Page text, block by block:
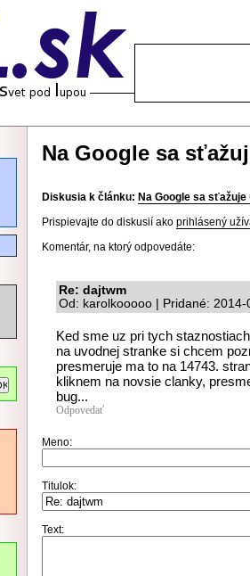
Na Google sa
Diskusia k článku: Na Google sa sťažuje
Prispievajte do diskusií ako prihlásený
Komentár, na ktorý odpovedáte:
Re: dajtwm
Od: karolkooooo | Pridané:
Ked sme uz pri tych
na uvodnej stranke si chcem
presmeruje ma to na 14743.
kliknem na novsie clanky,
bug...
Odpovedať
Meno:
Titulok:
Text: